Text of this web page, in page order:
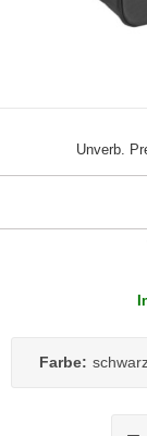
Unverb.
Farbe: